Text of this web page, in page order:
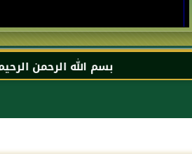
بسم الله الرحمن الرحيم